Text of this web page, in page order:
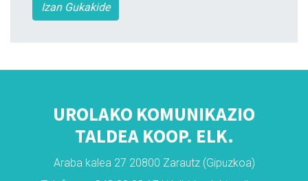
Izan Gukakide
UROLAKO KOMUNIKAZIO
TALDEA KOOP. ELK.
Araba kalea 27 20800 Zarautz (Gipuzkoa)